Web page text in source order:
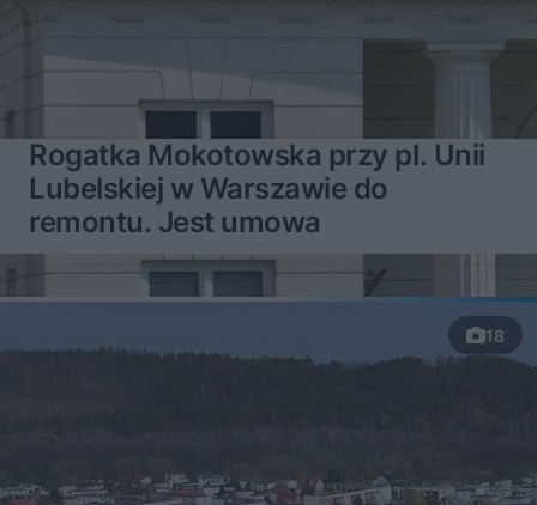
Rogatka Mokotowska przy pl. Unii
Lubelskiej w Warszawie do
remontu. Jest umowa
18